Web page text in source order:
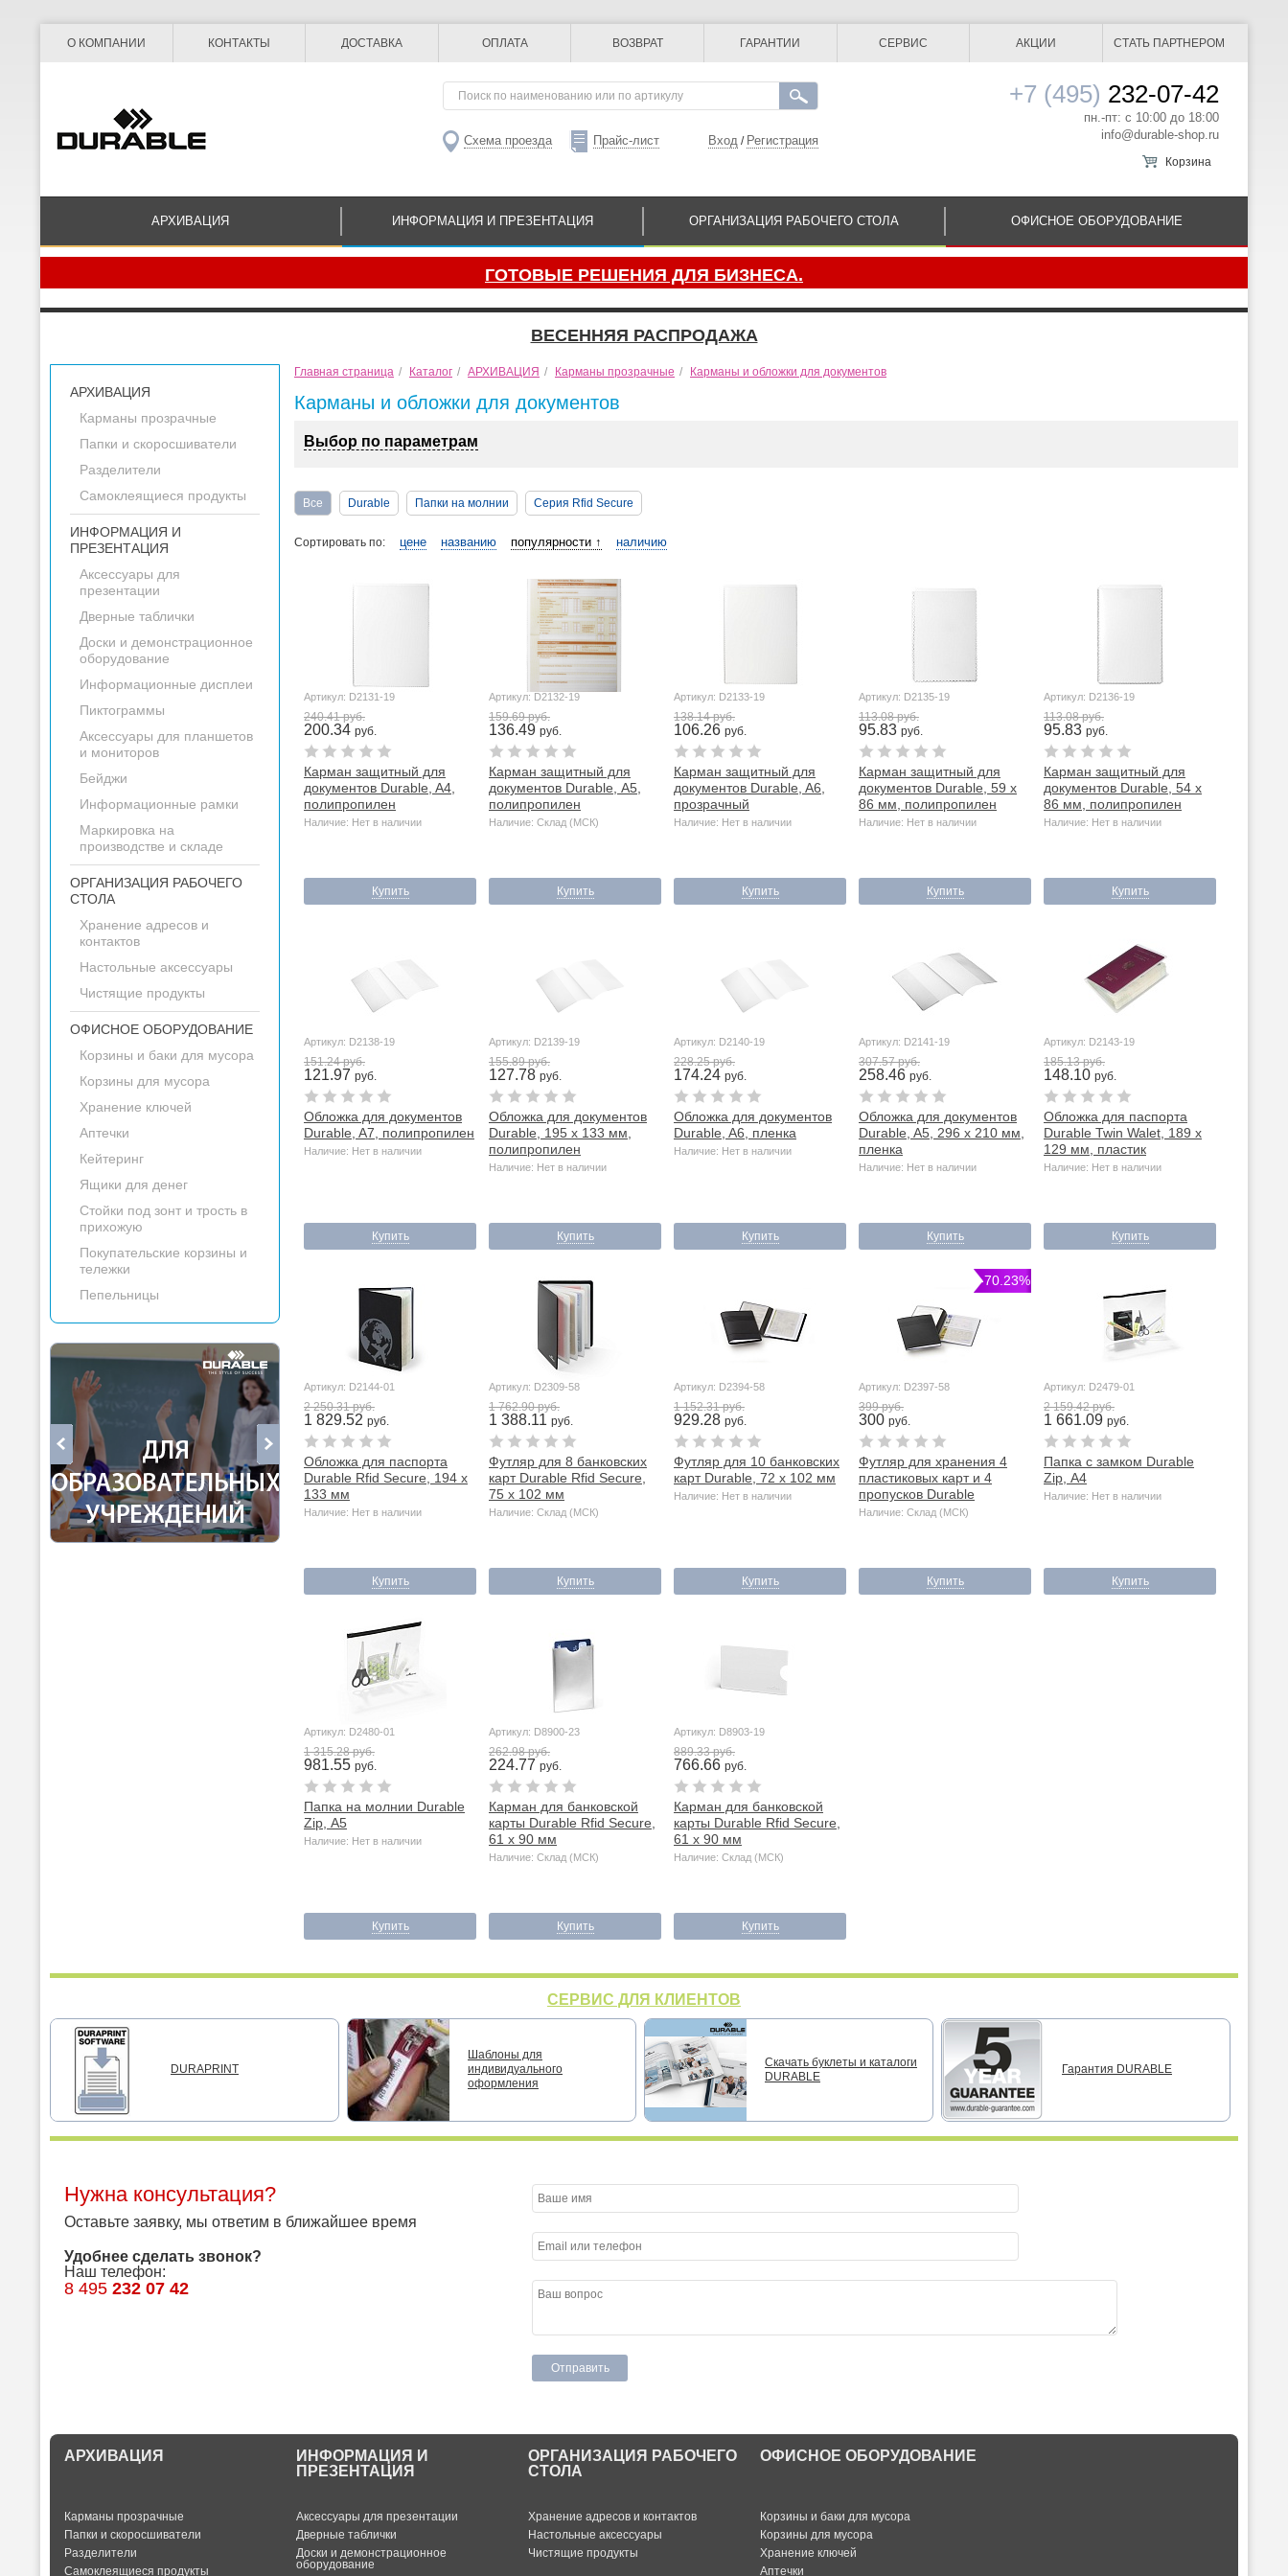
О КОМПАНИИ КОНТАКТЫ ДОСТАВКА ОПЛАТА ВОЗВРАТ ГАРАНТИИ СЕРВИС АКЦИИ СТАТЬ ПАРТНЕРОМ
Схема проезда Прайс-лист Вход / Регистрация
+7 (495) 232-07-42
пн.-пт: с 10:00 до 18:00
info@durable-shop.ru
Корзина
АРХИВАЦИЯ ИНФОРМАЦИЯ И ПРЕЗЕНТАЦИЯ ОРГАНИЗАЦИЯ РАБОЧЕГО СТОЛА ОФИСНОЕ ОБОРУДОВАНИЕ
ГОТОВЫЕ РЕШЕНИЯ ДЛЯ БИЗНЕСА.
ВЕСЕННЯЯ РАСПРОДАЖА
АРХИВАЦИЯ
Карманы прозрачные
Папки и скоросшиватели
Разделители
Самоклеящиеся продукты
ИНФОРМАЦИЯ И
ПРЕЗЕНТАЦИЯ
Аксессуары для
презентации
Дверные таблички
Доски и демонстрационное
оборудование
Информационные дисплеи
Пиктограммы
Аксессуары для планшетов
и мониторов
Бейджи
Информационные рамки
Маркировка на
производстве и складе
ОРГАНИЗАЦИЯ РАБОЧЕГО
СТОЛА
Хранение адресов и
контактов
Настольные аксессуары
Чистящие продукты
ОФИСНОЕ ОБОРУДОВАНИЕ
Корзины и баки для мусора
Корзины для мусора
Хранение ключей
Аптечки
Кейтеринг
Ящики для денег
Стойки под зонт и трость в
прихожую
Покупательские корзины и
тележки
Пепельницы
Главная страница / Каталог / АРХИВАЦИЯ / Карманы прозрачные / Карманы и обложки для документов
Карманы и обложки для документов
Выбор по параметрам
Все Durable Папки на молнии Серия Rfid Secure
Сортировать по: цене названию популярности ↑ наличию
Артикул: D2131-19
240.41 руб.
200.34 руб.
Карман защитный для
документов Durable, A4,
полипропилен
Наличие: Нет в наличии
Купить
Артикул: D2132-19
159.69 руб.
136.49 руб.
Карман защитный для
документов Durable, А5,
полипропилен
Наличие: Склад (МСК)
Купить
Артикул: D2133-19
138.14 руб.
106.26 руб.
Карман защитный для
документов Durable, A6,
прозрачный
Наличие: Нет в наличии
Купить
Артикул: D2135-19
113.08 руб.
95.83 руб.
Карман защитный для
документов Durable, 59 x
86 мм, полипропилен
Наличие: Нет в наличии
Купить
Артикул: D2136-19
113.08 руб.
95.83 руб.
Карман защитный для
документов Durable, 54 x
86 мм, полипропилен
Наличие: Нет в наличии
Купить
Артикул: D2138-19
151.24 руб.
121.97 руб.
Обложка для документов
Durable, A7, полипропилен
Наличие: Нет в наличии
Купить
Артикул: D2139-19
155.89 руб.
127.78 руб.
Обложка для документов
Durable, 195 x 133 мм,
полипропилен
Наличие: Нет в наличии
Купить
Артикул: D2140-19
228.25 руб.
174.24 руб.
Обложка для документов
Durable, A6, пленка
Наличие: Нет в наличии
Купить
Артикул: D2141-19
307.57 руб.
258.46 руб.
Обложка для документов
Durable, A5, 296 x 210 мм,
пленка
Наличие: Нет в наличии
Купить
Артикул: D2143-19
185.13 руб.
148.10 руб.
Обложка для паспорта
Durable Twin Walet, 189 x
129 мм, пластик
Наличие: Нет в наличии
Купить
Артикул: D2144-01
2 250.31 руб.
1 829.52 руб.
Обложка для паспорта
Durable Rfid Secure, 194 х
133 мм
Наличие: Нет в наличии
Купить
Артикул: D2309-58
1 762.90 руб.
1 388.11 руб.
Футляр для 8 банковских
карт Durable Rfid Secure,
75 х 102 мм
Наличие: Склад (МСК)
Купить
Артикул: D2394-58
1 152.31 руб.
929.28 руб.
Футляр для 10 банковских
карт Durable, 72 х 102 мм
Наличие: Нет в наличии
Купить
-70.23%
Артикул: D2397-58
399 руб.
300 руб.
Футляр для хранения 4
пластиковых карт и 4
пропусков Durable
Наличие: Склад (МСК)
Купить
Артикул: D2479-01
2 159.42 руб.
1 661.09 руб.
Папка с замком Durable
Zip, А4
Наличие: Нет в наличии
Купить
Артикул: D2480-01
1 315.28 руб.
981.55 руб.
Папка на молнии Durable
Zip, А5
Наличие: Нет в наличии
Купить
Артикул: D8900-23
262.98 руб.
224.77 руб.
Карман для банковской
карты Durable Rfid Secure,
61 x 90 мм
Наличие: Склад (МСК)
Купить
Артикул: D8903-19
889.33 руб.
766.66 руб.
Карман для банковской
карты Durable Rfid Secure,
61 x 90 мм
Наличие: Склад (МСК)
Купить
СЕРВИС ДЛЯ КЛИЕНТОВ
DURAPRINT
Шаблоны для
индивидуального
оформления
Скачать буклеты и каталоги
DURABLE
Гарантия DURABLE
Нужна консультация?
Оставьте заявку, мы ответим в ближайшее время
Удобнее сделать звонок?
Наш телефон:
8 495 232 07 42
АРХИВАЦИЯ
Карманы прозрачные
Папки и скоросшиватели
Разделители
Самоклеящиеся продукты
ИНФОРМАЦИЯ И
ПРЕЗЕНТАЦИЯ
Аксессуары для презентации
Дверные таблички
Доски и демонстрационное
оборудование
ОРГАНИЗАЦИЯ РАБОЧЕГО
СТОЛА
Хранение адресов и контактов
Настольные аксессуары
Чистящие продукты
ОФИСНОЕ ОБОРУДОВАНИЕ
Корзины и баки для мусора
Корзины для мусора
Хранение ключей
Аптечки